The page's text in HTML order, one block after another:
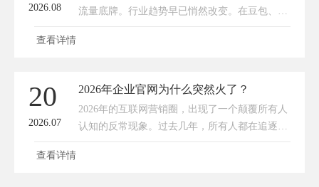
2026.08
流量底牌。行业趋势早已悄然改变。在豆包、
ChatGPT、文心一言、AI搜索全景普及的今天，
查看详情
20
2026.07
2026年企业官网为什么突然火了？
2026年的互联网营销圈，出现了一个颠覆所有人
认知的反常现象。过去几年，所有人都在追逐短
视频、直播、小红书、抖音流量，疯狂砸钱做竞
查看详情